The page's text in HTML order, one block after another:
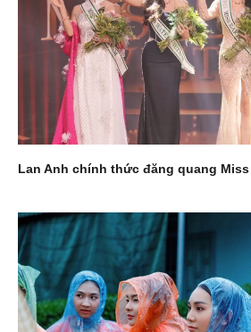
Lan Anh chính thức đăng quang Miss